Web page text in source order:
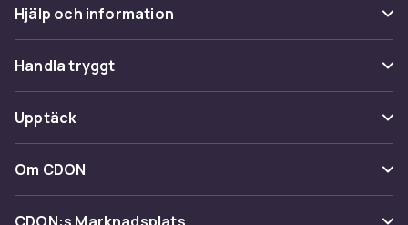
Hjälp och information
Vanliga frågor
Spåra paket
Ångra & Returnera här
Kundservice
Handla tryggt
Betalning
Leverans
Återkallelser
Upptäck
Kategorier
Varumärken
Om CDON
Om oss